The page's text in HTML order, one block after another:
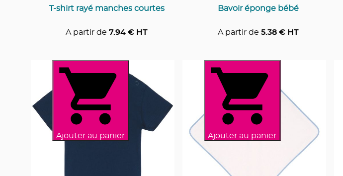
T-shirt rayé manches courtes
A partir de 7.94 € HT
Bavoir éponge bébé
A partir de 5.38 € HT
Ajouter au panier Ajouter au panier